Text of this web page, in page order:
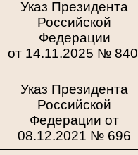
Указ Президента
Российской
Федерации
от 14.11.2025 № 840
Указ Президента
Российской
Федерации от
08.12.2021 № 696